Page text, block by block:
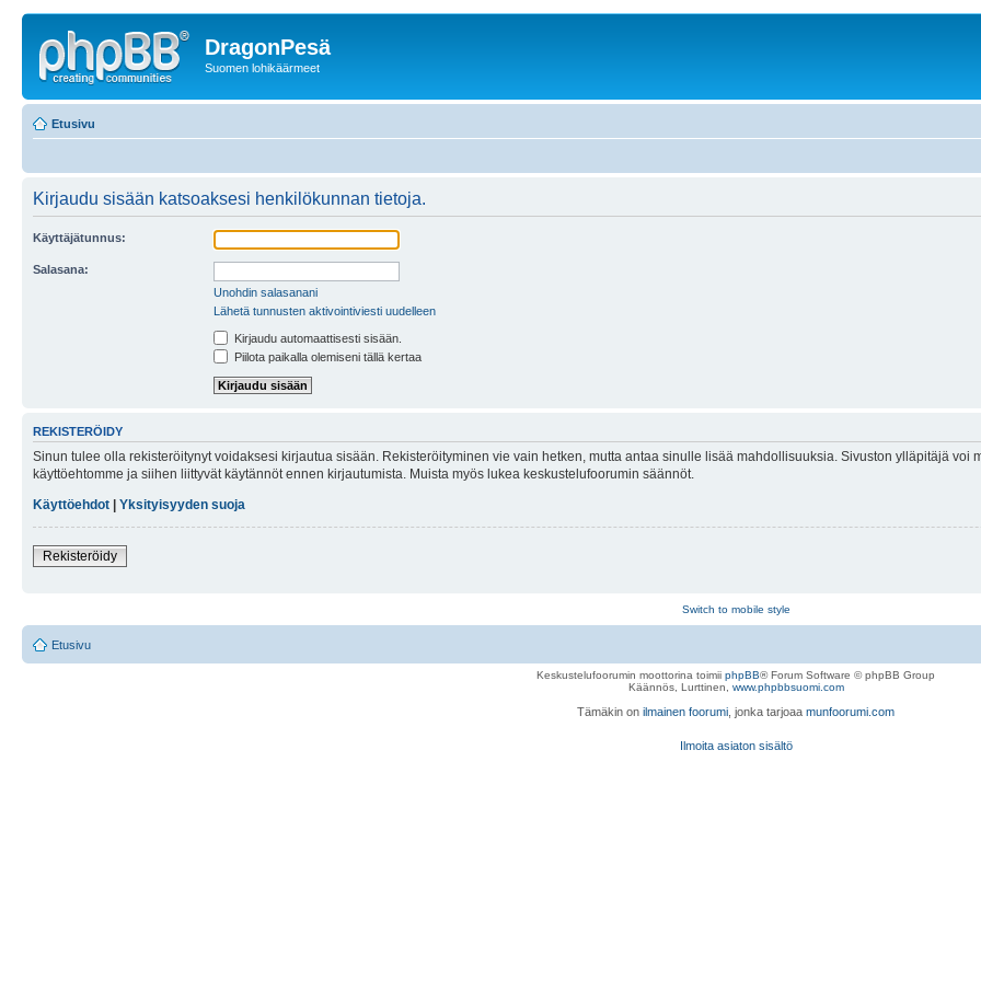
DragonPesä
Suomen lohikäärmeet
Etusivu
Kirjaudu sisään katsoaksesi henkilökunnan tietoja.
Käyttäjätunnus:
Salasana:
Unohdin salasanani
Lähetä tunnusten aktivointiviesti uudelleen
Kirjaudu automaattisesti sisään.
Piilota paikalla olemiseni tällä kertaa
REKISTERÖIDY
Sinun tulee olla rekisteröitynyt voidaksesi kirjautua sisään. Rekisteröityminen vie vain hetken, mutta antaa sinulle lisää mahdollisuuksia. Sivuston ylläpitäjä
käyttöehtomme ja siihen liittyvät käytännöt ennen kirjautumista. Muista myös lukea keskustelufoorumin säännöt.
Käyttöehdot
Yksityisyyden suoja
Rekisteröidy
Switch to mobile style
Etusivu
Keskustelufoorumin moottorina toimii phpBB® Forum Software © phpBB Group
Käännös, Lurttinen, www.phpbbsuomi.com
Tämäkin on ilmainen foorumi , jonka tarjoaa munfoorumi.com
Ilmoita asiaton sisältö